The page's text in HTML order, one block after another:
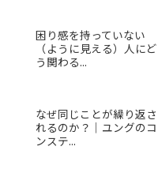
困り感を持っていない
（ように見える）人にど
う関わる...
なぜ同じことが繰り返さ
れるのか？｜ユングのコ
ンステ...